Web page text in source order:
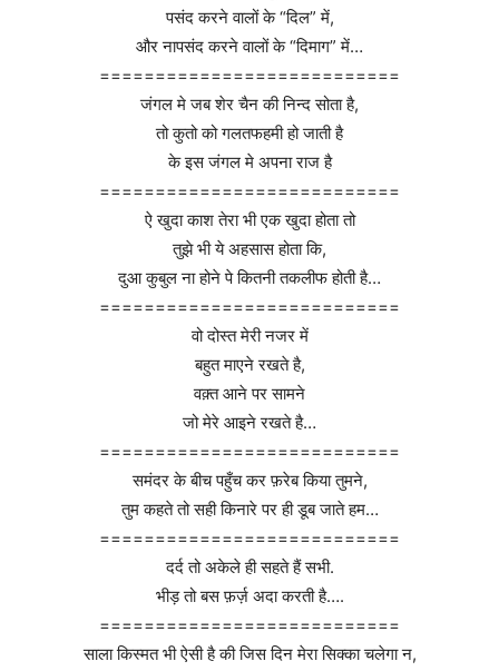
पसंद करने वालों के “दिल” में,
और नापसंद करने वालों के “दिमाग” में…
===========================
जंगल मे जब शेर चैन की निन्द सोता है,
तो कुतो को गलतफहमी हो जाती है
के इस जंगल मे अपना राज है
===========================
ऐ खुदा काश तेरा भी एक खुदा होता तो
तुझे भी ये अहसास होता कि,
दुआ कुबुल ना होने पे कितनी तकलीफ होती है…
===========================
वो दोस्त मेरी नजर में
बहुत माएने रखते है,
वक़्त आने पर सामने
जो मेरे आइने रखते है…
===========================
समंदर के बीच पहुँच कर फ़रेब किया तुमने,
तुम कहते तो सही किनारे पर ही डूब जाते हम…
===========================
दर्द तो अकेले ही सहते हैं सभी.
भीड़ तो बस फ़र्ज़ अदा करती है….
===========================
साला किस्मत भी ऐसी है की जिस दिन मेरा सिक्का चलेगा न,